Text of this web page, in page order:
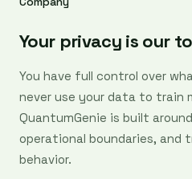
Your privacy is our
You have full control over
never use your data to train
QuantumGenie is built
operational boundaries,
behavior.